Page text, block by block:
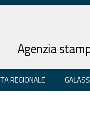
Agenzia
REGIONALE